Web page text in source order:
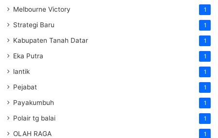
Melbourne Victory 1
Strategi Baru 1
Kabupaten Tanah Datar 1
Eka Putra 1
lantik 1
Pejabat 1
Payakumbuh 1
Polair tg balai 1
OLAH RAGA 1